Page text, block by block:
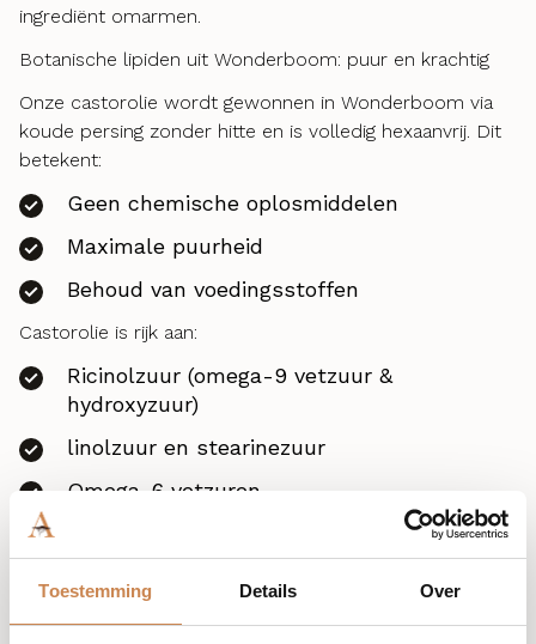
Toestemming Details Over
ingrediënt omarmen.
Botanische lipiden uit Wonderboom: puur en krachtig
Onze castorolie wordt gewonnen in Wonderboom via
koude persing zonder hitte en is volledig hexaanvrij. Dit
betekent:
Geen chemische oplosmiddelen
Maximale puurheid
Behoud van voedingsstoffen
Castorolie is rijk aan:
Ricinolzuur (omega-9 vetzuur &
hydroxyzuur)
linolzuur en stearinezuur
Omega-6 vetzuren
huidbarriere en voorkomt ze vochtverlies. Bovendien
werkt ze ontstekingsremmend. Ideaal na